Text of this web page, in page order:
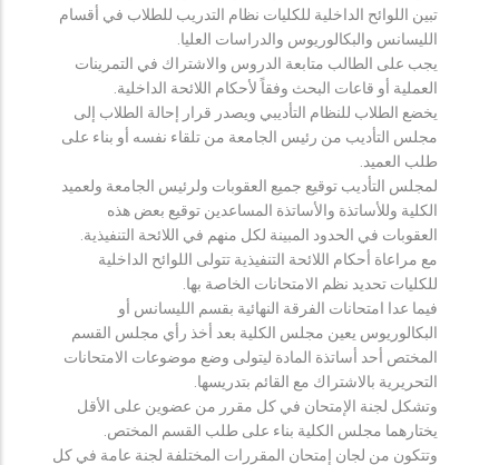
تبين اللوائح الداخلية للكليات نظام التدريب للطلاب في أقسام
الليسانس والبكالوريوس والدراسات العليا.
يجب على الطالب متابعة الدروس والاشتراك في التمرينات
العملية أو قاعات البحث وفقاً لأحكام اللائحة الداخلية.
يخضع الطلاب للنظام التأديبي ويصدر قرار إحالة الطلاب إلى
مجلس التأديب من رئيس الجامعة من تلقاء نفسه أو بناء على
طلب العميد.
لمجلس التأديب توقيع جميع العقوبات ولرئيس الجامعة ولعميد
الكلية وللأساتذة والأساتذة المساعدين توقيع بعض هذه
العقوبات في الحدود المبينة لكل منهم في اللائحة التنفيذية.
مع مراعاة أحكام اللائحة التنفيذية تتولى اللوائح الداخلية
للكليات تحديد نظم الامتحانات الخاصة بها.
فيما عدا امتحانات الفرقة النهائية بقسم الليسانس أو
البكالوريوس يعين مجلس الكلية بعد أخذ رأي مجلس القسم
المختص أحد أساتذة المادة ليتولى وضع موضوعات الامتحانات
التحريرية بالاشتراك مع القائم بتدريسها.
وتشكل لجنة الإمتحان في كل مقرر من عضوين على الأقل
يختارهما مجلس الكلية بناء على طلب القسم المختص.
وتتكون من لجان إمتحان المقررات المختلفة لجنة عامة في كل